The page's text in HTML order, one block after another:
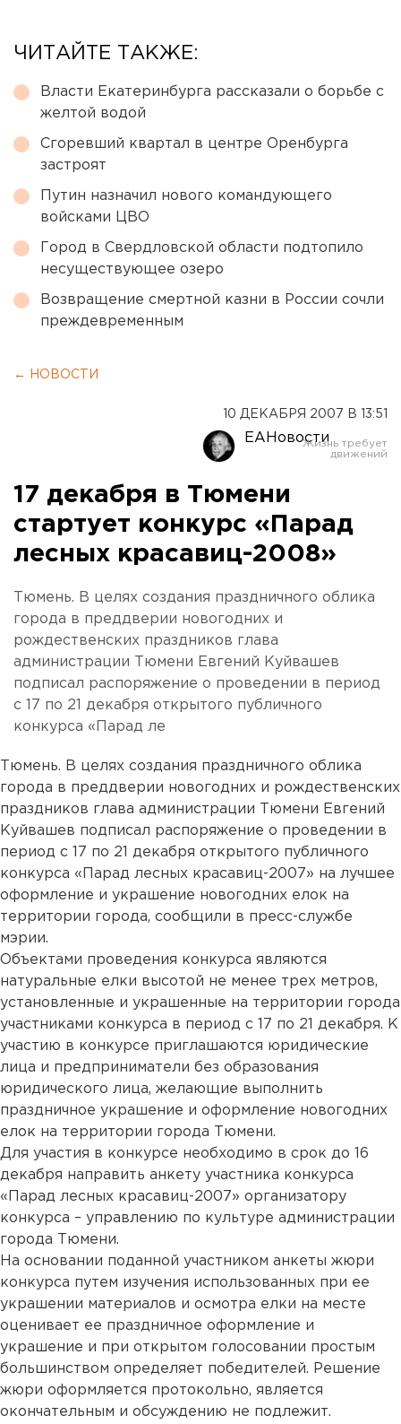
ЧИТАЙТЕ ТАКЖЕ:
Власти Екатеринбурга рассказали о борьбе с
желтой водой
Сгоревший квартал в центре Оренбурга
застроят
Путин назначил нового командующего
войсками ЦВО
Город в Свердловской области подтопило
несуществующее озеро
Возвращение смертной казни в России сочли
преждевременным
← НОВОСТИ
10 ДЕКАБРЯ 2007 В 13:51
ЕАНовости
17 декабря в Тюмени
стартует конкурс «Парад
лесных красавиц-2008»
Тюмень. В целях создания праздничного облика
города в преддверии новогодних и
рождественских праздников глава
администрации Тюмени Евгений Куйвашев
подписал распоряжение о проведении в период
с 17 по 21 декабря открытого публичного
конкурса «Парад ле
Тюмень. В целях создания праздничного облика
города в преддверии новогодних и рождественских
праздников глава администрации Тюмени Евгений
Куйвашев подписал распоряжение о проведении в
период с 17 по 21 декабря открытого публичного
конкурса «Парад лесных красавиц-2007» на лучшее
оформление и украшение новогодних елок на
территории города, сообщили в пресс-службе
мэрии.
Объектами проведения конкурса являются
натуральные елки высотой не менее трех метров,
установленные и украшенные на территории города
участниками конкурса в период с 17 по 21 декабря. К
участию в конкурсе приглашаются юридические
лица и предприниматели без образования
юридического лица, желающие выполнить
праздничное украшение и оформление новогодних
елок на территории города Тюмени.
Для участия в конкурсе необходимо в срок до 16
декабря направить анкету участника конкурса
«Парад лесных красавиц-2007» организатору
конкурса – управлению по культуре администрации
города Тюмени.
На основании поданной участником анкеты жюри
конкурса путем изучения использованных при ее
украшении материалов и осмотра елки на месте
оценивает ее праздничное оформление и
украшение и при открытом голосовании простым
большинством определяет победителей. Решение
жюри оформляется протокольно, является
окончательным и обсуждению не подлежит.